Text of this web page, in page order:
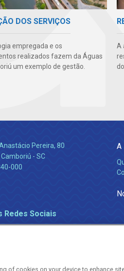
DOS SERVIÇOS
empregada e os
realizados fazem da Águas
um exemplo de gestão.
A
Pereira, 80
- SC
000
Redes Sociais
A
of cookies on your device to enhance